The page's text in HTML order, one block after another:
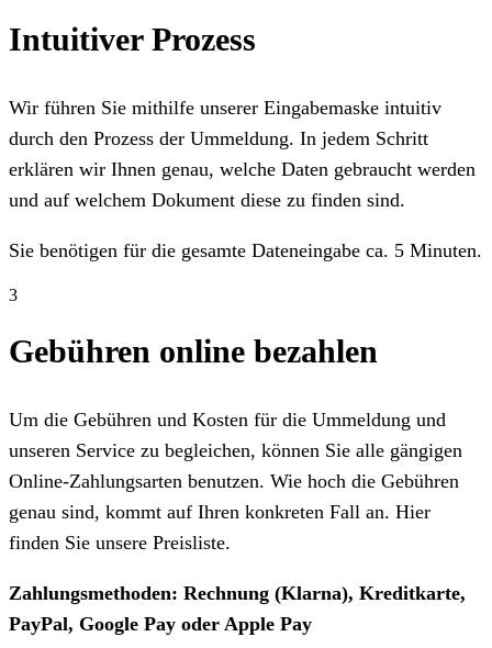
Intuitiver Prozess
Wir führen Sie mithilfe unserer Eingabemaske intuitiv
durch den Prozess der Ummeldung. In jedem Schritt
erklären wir Ihnen genau, welche Daten gebraucht werden
und auf welchem Dokument diese zu finden sind.
Sie benötigen für die gesamte Dateneingabe ca. 5 Minuten.
3
Gebühren online bezahlen
Um die Gebühren und Kosten für die Ummeldung und
unseren Service zu begleichen, können Sie alle gängigen
Online-Zahlungsarten benutzen. Wie hoch die Gebühren
genau sind, kommt auf Ihren konkreten Fall an. Hier
finden Sie unsere Preisliste.
Zahlungsmethoden: Rechnung (Klarna), Kreditkarte,
PayPal, Google Pay oder Apple Pay